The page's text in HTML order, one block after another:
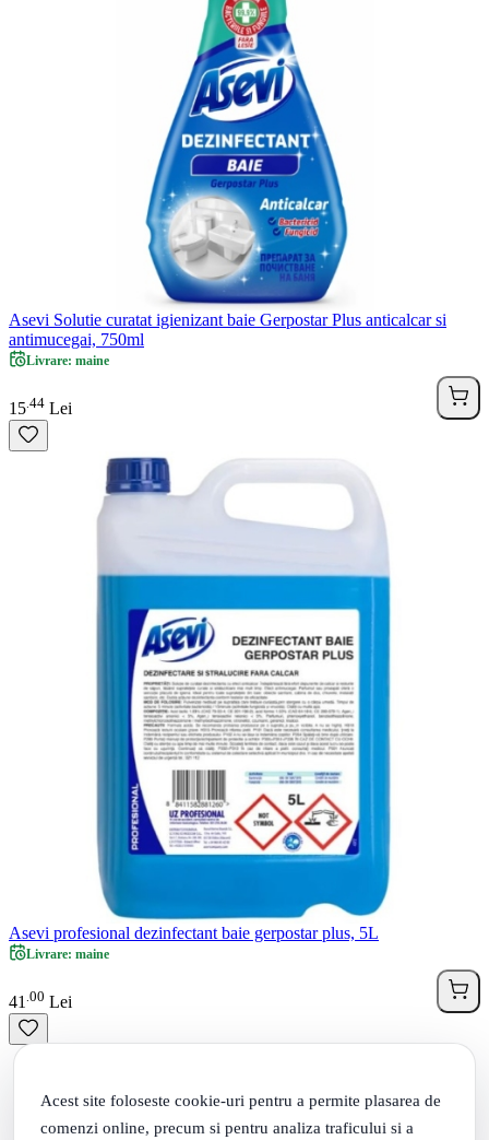
Acest site foloseste cookie-uri pentru a permite plasarea de
comenzi online, precum si pentru analiza traficului si a
Asevi Solutie curatat igienizant baie Gerpostar Plus anticalcar si
antimucegai, 750ml
Livrare: maine
15 44 Lei
Asevi profesional dezinfectant baie gerpostar plus, 5L
Livrare: maine
41 00 Lei